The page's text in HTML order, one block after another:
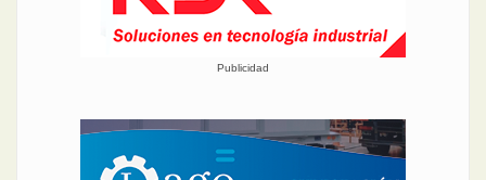
Publicidad